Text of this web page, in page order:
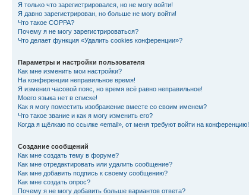
Я только что зарегистрировался, но не могу войти!
Я давно зарегистрирован, но больше не могу войти!
Что такое COPPA?
Почему я не могу зарегистрироваться?
Что делает функция «Удалить cookies конференции»?
Параметры и настройки пользователя
Как мне изменить мои настройки?
На конференции неправильное время!
Я изменил часовой пояс, но время всё равно неправильное!
Моего языка нет в списке!
Как я могу поместить изображение вместе со своим именем?
Что такое звание и как я могу изменить его?
Когда я щёлкаю по ссылке «email», от меня требуют войти на конференцию!
Создание сообщений
Как мне создать тему в форуме?
Как мне отредактировать или удалить сообщение?
Как мне добавить подпись к своему сообщению?
Как мне создать опрос?
Почему я не могу добавить больше вариантов ответа?